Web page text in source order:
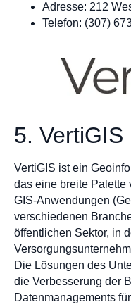
Adresse: 212
Telefon: (307)
5. VertiGIS
VertiGIS ist ein
das eine breite Palette
GIS-Anwendungen
verschiedenen
öffentlichen Sektor, in
Die Lösungen des
die Verbesserung der
Datenmanagements